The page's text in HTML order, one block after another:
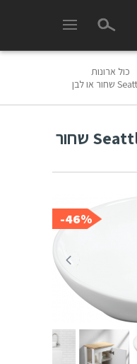
כול ארונות
ארון אמבטיה קטן Seattle שחור
46%-